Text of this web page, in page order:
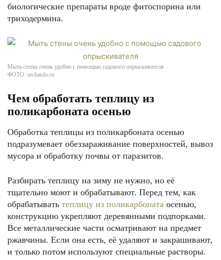
биологические препараты вроде фитоспорина или
триходермина.
Мыть стены очень удобно с помощью садового опрыскивателя
ФОТО: orchardo.ru
Чем обработать теплицу из
поликарбоната осенью
Обработка теплицы из поликарбоната осенью
подразумевает обеззараживание поверхностей, вывоз
мусора и обработку почвы от паразитов.
Разбирать теплицу на зиму не нужно, но её
тщательно моют и обрабатывают. Перед тем, как
обрабатывать теплицу из поликарбоната осенью,
конструкцию укрепляют деревянными подпорками.
Все металлические части осматривают на предмет
ржавчины. Если она есть, её удаляют и закрашивают,
и только потом используют специальные растворы.